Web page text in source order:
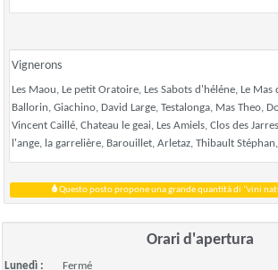
Vignerons
Les Maou, Le petit Oratoire, Les Sabots d'héléne, Le
Ballorin, Giachino, David Large, Testalonga, Mas Theo,
Vincent Caillé, Chateau le geai, Les Amiels, Clos des
l'ange, la garrelière, Barouillet, Arletaz, Thibault
Questo posto propone una grande quantità di "vini
Orari d'apertura
Lunedì : Fermé